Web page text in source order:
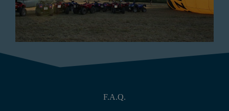
F.A.Q.